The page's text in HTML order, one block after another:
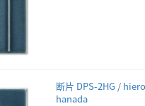
断片 DPS-2HG /
hanada